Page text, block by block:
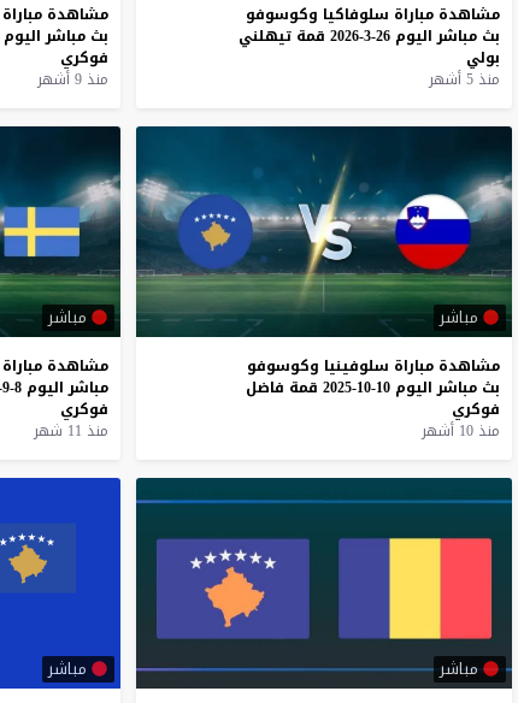
مشاهدة مباراة سلوفاكيا وكوسوفو
بث مباشر اليوم 26-3-2026 قمة تيهلني
بولي
منذ 5 أشهر
مشاهدة مباراة
بث مباشر اليوم
فوكري
منذ 9 أشهر
مباشر
مشاهدة مباراة سلوفينيا وكوسوفو
بث مباشر اليوم 10-10-2025 قمة فاضل
فوكري
منذ 10 أشهر
مباشر
مشاهدة مباراة
مباشر اليوم 8-9-2025
فوكري
منذ 11 شهر
مباشر مباشر